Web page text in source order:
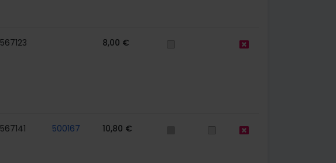
567123 8,00 €
567141 500167 10,80 €